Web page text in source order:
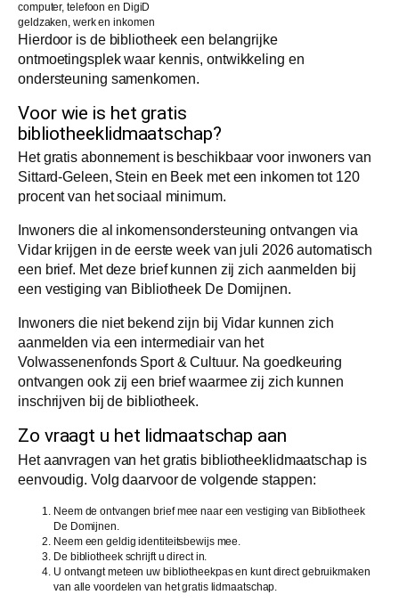
computer, telefoon en DigiD
geldzaken, werk en inkomen
Hierdoor is de bibliotheek een belangrijke
ontmoetingsplek waar kennis, ontwikkeling en
ondersteuning samenkomen.
Voor wie is het gratis
bibliotheeklidmaatschap?
Het gratis abonnement is beschikbaar voor inwoners van
Sittard-Geleen, Stein en Beek met een inkomen tot 120
procent van het sociaal minimum.
Inwoners die al inkomensondersteuning ontvangen via
Vidar krijgen in de eerste week van juli 2026 automatisch
een brief. Met deze brief kunnen zij zich aanmelden bij
een vestiging van Bibliotheek De Domijnen.
Inwoners die niet bekend zijn bij Vidar kunnen zich
aanmelden via een intermediair van het
Volwassenenfonds Sport & Cultuur. Na goedkeuring
ontvangen ook zij een brief waarmee zij zich kunnen
inschrijven bij de bibliotheek.
Zo vraagt u het lidmaatschap aan
Het aanvragen van het gratis bibliotheeklidmaatschap is
eenvoudig. Volg daarvoor de volgende stappen:
Neem de ontvangen brief mee naar een vestiging van Bibliotheek
De Domijnen.
Neem een geldig identiteitsbewijs mee.
De bibliotheek schrijft u direct in.
U ontvangt meteen uw bibliotheekpas en kunt direct gebruikmaken
van alle voordelen van het gratis lidmaatschap.